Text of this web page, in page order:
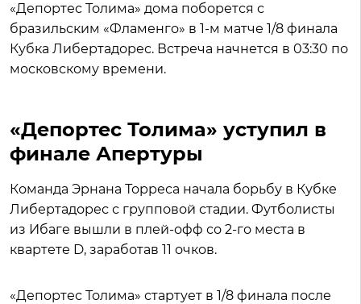
«Депортес Толима» дома поборется с
бразильским «Фламенго» в 1-м матче 1/8 финала
Кубка Либертадорес. Встреча начнется в 03:30 по
московскому времени.
«Депортес Толима» уступил в
финале Апертуры
Команда Эрнана Торреса начала борьбу в Кубке
Либертадорес с групповой стадии. Футболисты
из Ибаге вышли в плей-офф со 2-го места в
квартете D, заработав 11 очков.
«Депортес Толима» стартует в 1/8 финала после